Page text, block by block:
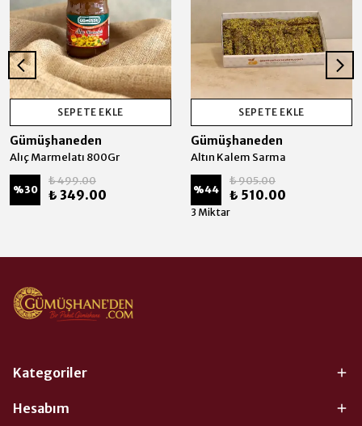
SEPETE EKLE
Gümüşhaneden
Alıç Marmelatı 800Gr
%30
₺ 499.00
₺ 349.00
SEPETE EKLE
Gümüşhaneden
Altın Kalem Sarma
%44
₺ 905.00
₺ 510.00
3 Miktar
Kategoriler
Hesabım